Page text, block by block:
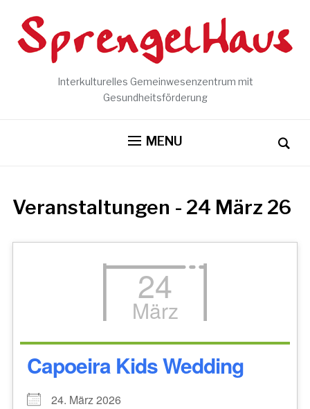
Interkulturelles Gemeinwesenzentrum mit
Gesundheitsförderung
MENU
Veranstaltungen - 24 März 26
24
März
Capoeira Kids Wedding
24. März 2026